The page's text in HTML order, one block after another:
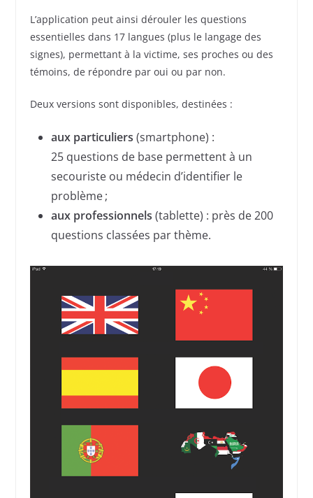
L’application peut ainsi dérouler les questions
essentielles dans 17 langues (plus le langage des
signes), permettant à la victime, ses proches ou des
témoins, de répondre par oui ou par non.
Deux versions sont disponibles, destinées :
aux particuliers (smartphone) :
25 questions de base permettent à un
secouriste ou médecin d’identifier le
problème ;
aux professionnels (tablette) : près de 200
questions classées par thème.